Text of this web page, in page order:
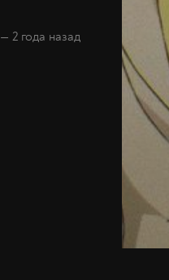
— 2 года назад